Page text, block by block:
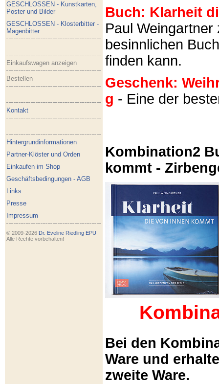
GESCHLOSSEN - Kunstkarten,
Poster und Bilder
GESCHLOSSEN - Klosterbitter -
Magenbitter
Einkaufswagen anzeigen
Bestellen
Kontakt
Hintergrundinformationen
Partner-Klöster und Orden
Einkaufen im Shop
Geschäftsbedingungen - AGB
Links
Presse
Impressum
© 2009-2026 Dr. Eveline Riedling EPU
Alle Rechte vorbehalten!
Buch: Klarheit
Paul
besinnlichen
finden kann.
Geschenk:
g - Eine der
Kombination2
kommt -
Bei den
Ware und
zweite Ware.